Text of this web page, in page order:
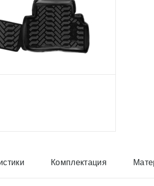
Комплектация